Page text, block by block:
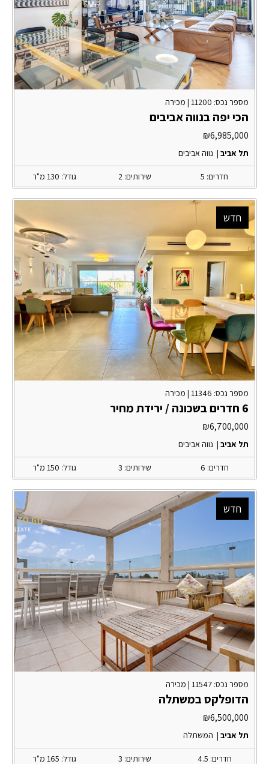
מספר נכס: 11200 | מכירה
הכי יפה בנווה אביבים
₪6,985,000
תל אביב | נווה אביבים
חדרים: 5 שירותים: 2 גודל: 130 מ"ר
חדש
מספר נכס: 11346 | מכירה
6 חדרים בשכונה / ירידת מחיר
₪6,700,000
תל אביב | נווה אביבים
חדרים: 6 שירותים: 3 גודל: 150 מ"ר
חדש
מספר נכס: 11547 | מכירה
הדופלקס במשתלה
₪6,500,000
תל אביב | המשתלה
חדרים: 4.5 שירותים: 3 גודל: 165 מ"ר